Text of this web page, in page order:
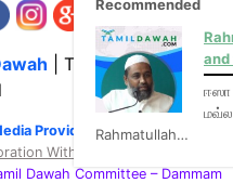
| The Media Hub for
Provider of video & audio
With
Dawah Committee – Dammam
Recommended
and
Rahmatullah…